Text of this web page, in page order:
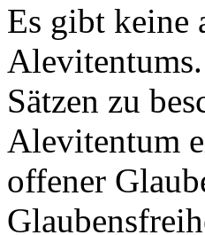
Es gibt keine
Sätzen zu
Alevitentum
offener